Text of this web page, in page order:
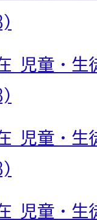
児童・
児童・
児童・